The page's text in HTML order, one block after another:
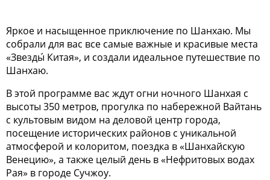
Яркое и насыщенное приключение по Шанхаю. Мы
собрали для вас все самые важные и красивые места
«Звезды́ Китая», и создали идеальное путешествие по
Шанхаю.
В этой программе вас ждут огни ночного Шанхая с
высоты 350 метров, прогулка по набережной Вайтань
с культовым видом на деловой центр города,
посещение исторических районов с уникальной
атмосферой и колоритом, поездка в «Шанхайскую
Венецию», а также целый день в «Нефритовых водах
Рая» в городе Сучжоу.